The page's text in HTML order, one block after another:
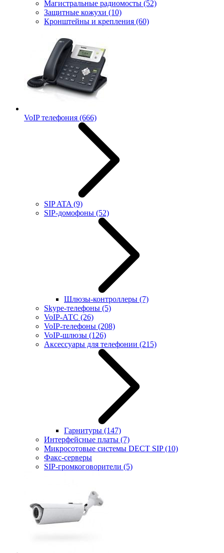
Магистральные радиомосты (52)
Защитные кожухи (10)
Кронштейны и крепления (60)
VoIP телефония (666)
SIP ATA (9)
SIP-домофоны (52)
Шлюзы-контроллеры (7)
Skype-телефоны (5)
VoIP-АТС (26)
VoIP-телефоны (208)
VoIP-шлюзы (126)
Аксессуары для телефонии (215)
Гарнитуры (147)
Интерфейсные платы (7)
Микросотовые системы DECT SIP(10)
Факс-серверы
SIP-громкоговорители (5)